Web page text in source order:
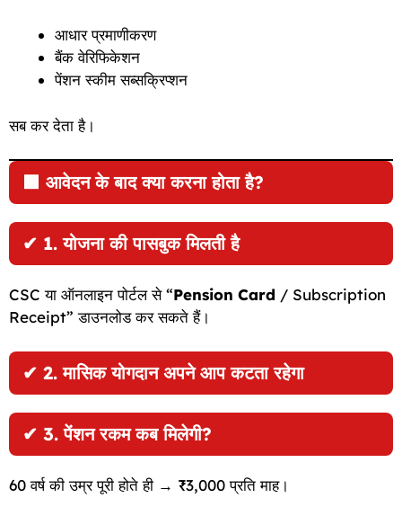
आधार प्रमाणीकरण
बैंक वेरिफिकेशन
पेंशन स्कीम सब्सक्रिप्शन
सब कर देता है।
🟩 आवेदन के बाद क्या करना होता है?
✔ 1. योजना की पासबुक मिलती है
CSC या ऑनलाइन पोर्टल से “Pension Card / Subscription
Receipt” डाउनलोड कर सकते हैं।
✔ 2. मासिक योगदान अपने आप कटता रहेगा
✔ 3. पेंशन रकम कब मिलेगी?
60 वर्ष की उम्र पूरी होते ही → ₹3,000 प्रति माह।